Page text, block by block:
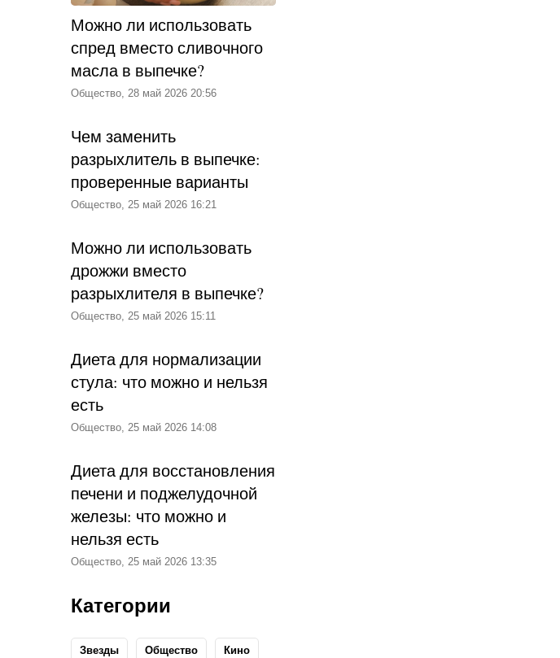
Можно ли использовать
спред вместо сливочного
масла в выпечке?
Общество, 28 май 2026 20:56
Чем заменить
разрыхлитель в выпечке:
проверенные варианты
Общество, 25 май 2026 16:21
Можно ли использовать
дрожжи вместо
разрыхлителя в выпечке?
Общество, 25 май 2026 15:11
Диета для нормализации
стула: что можно и нельзя
есть
Общество, 25 май 2026 14:08
Диета для восстановления
печени и поджелудочной
железы: что можно и
нельзя есть
Общество, 25 май 2026 13:35
Категории
Звезды Общество Кино